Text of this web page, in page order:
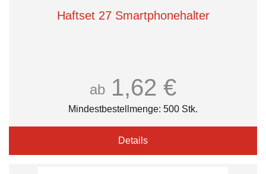
Haftset 27 Smartphonehalter
ab 1,62 €
Mindestbestellmenge: 500 Stk.
Details